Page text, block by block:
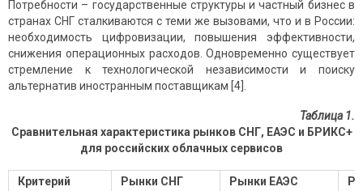
Потребности – государственные структуры и частный бизнес в
странах СНГ сталкиваются с теми же вызовами, что и в России:
необходимость цифровизации, повышения эффективности,
снижения операционных расходов. Одновременно существует
стремление к технологической независимости и поиску
альтернатив иностранным поставщикам [4].
Таблица 1.
Сравнительная характеристика рынков СНГ, ЕАЭС и БРИКС+
для российских облачных сервисов
Критерий Рынки СНГ Рынки ЕАЭС